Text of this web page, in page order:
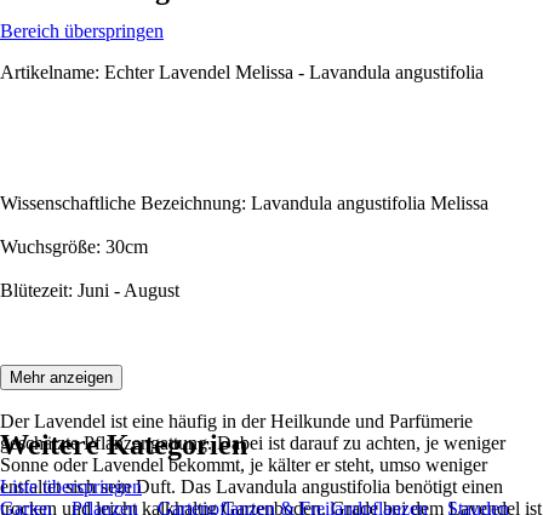
Bereich überspringen
Artikelname: Echter Lavendel Melissa - Lavandula angustifolia
Wissenschaftliche Bezeichnung: Lavandula angustifolia Melissa
Wuchsgröße: 30cm
Blütezeit: Juni - August
Beschreibung:
Der Lavendel ist eine häufig in der Heilkunde und Parfümerie
geschätzte Pflanzengattung. Dabei ist darauf zu achten, je weniger
Sonne oder Lavendel bekommt, je kälter er steht, umso weniger
entfaltet sich sein Duft. Das Lavandula angustifolia benötigt einen
trocken und leicht kalkhaltig Gartenboden. Grade bei dem Lavendel ist
Mehr anzeigen
Weitere Kategorien
Liste überspringen
Garten
Pflanzen Gartenpflanzen & Freilandpflanzen
Stauden